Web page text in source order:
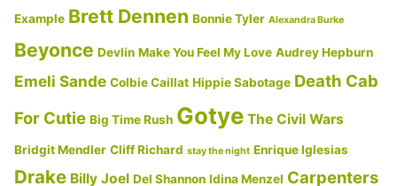
Example Brett Dennen Bonnie Tyler Alexandra Burke
Beyonce Devlin Make You Feel My Love Audrey Hepburn
Emeli Sande Colbie Caillat Hippie Sabotage Death Cab
For Cutie Big Time Rush Gotye The Civil Wars
Bridgit Mendler Cliff Richard stay the night Enrique Iglesias
Drake Billy Joel Del Shannon Idina Menzel Carpenters